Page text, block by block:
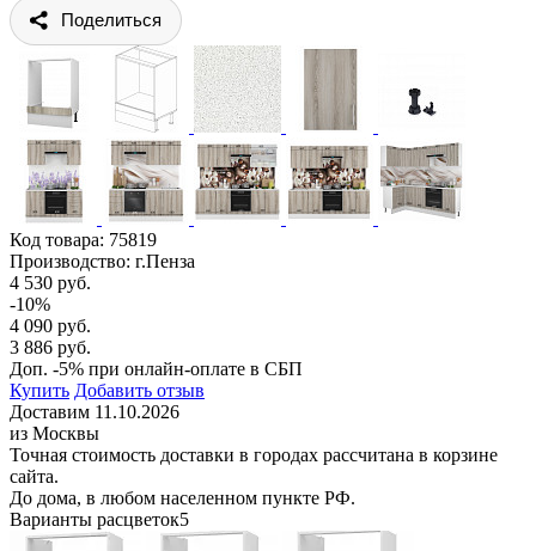
Поделиться
Код товара: 75819
Производство: г.Пенза
4 530 руб.
-10%
4 090 руб.
3 886 руб.
Доп. -5% при онлайн-оплате в СБП
Купить Добавить отзыв
Доставим 11.10.2026
из Москвы
Точная стоимость доставки в городах рассчитана в корзине
сайта.
До дома, в любом населенном пункте РФ.
Варианты расцветок5